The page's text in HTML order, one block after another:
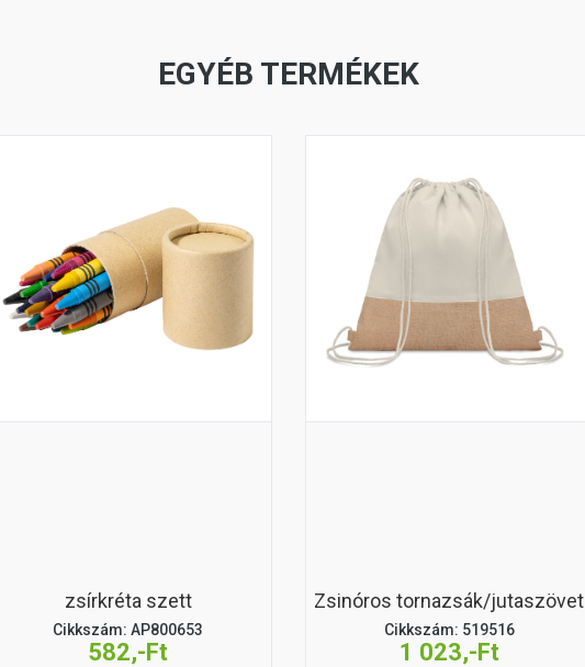
EGYÉB TERMÉKEK
zsírkréta szett
Cikkszám: AP800653
582,-Ft
Zsinóros tornazsák/jutaszövet
Cikkszám: 519516
1 023,-Ft